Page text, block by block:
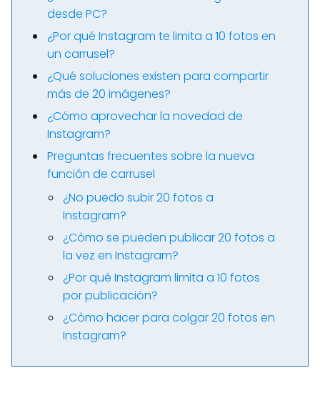
desde PC?
¿Por qué Instagram te limita a 10 fotos en
un carrusel?
¿Qué soluciones existen para compartir
más de 20 imágenes?
¿Cómo aprovechar la novedad de
Instagram?
Preguntas frecuentes sobre la nueva
función de carrusel
¿No puedo subir 20 fotos a
Instagram?
¿Cómo se pueden publicar 20 fotos a
la vez en Instagram?
¿Por qué Instagram limita a 10 fotos
por publicación?
¿Cómo hacer para colgar 20 fotos en
Instagram?